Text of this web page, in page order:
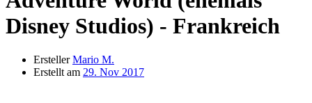
Disney Studios) - Frankreich
Ersteller Mario M.
Erstellt am 29. Nov 2017